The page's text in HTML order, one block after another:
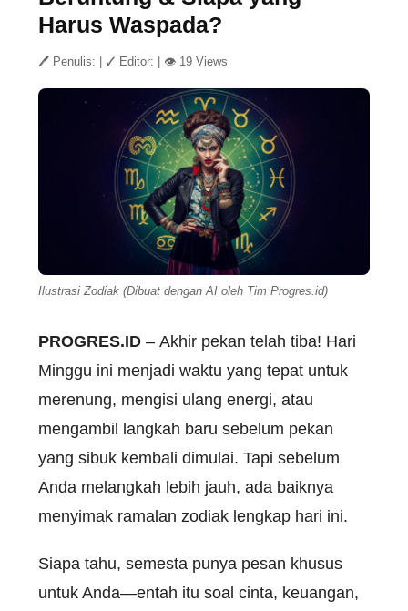
Harus Waspada?
🖊 Penulis: ✓ Editor: 👁 19 Views
Ilustrasi Zodiak (Dibuat dengan AI oleh Tim Progres.id)
PROGRES.ID – Akhir pekan telah tiba! Hari
Minggu ini menjadi waktu yang tepat untuk
merenung, mengisi ulang energi, atau
mengambil langkah baru sebelum pekan
yang sibuk kembali dimulai. Tapi sebelum
Anda melangkah lebih jauh, ada baiknya
menyimak ramalan zodiak lengkap hari ini.
Siapa tahu, semesta punya pesan khusus
untuk Anda—entah itu soal cinta, keuangan,